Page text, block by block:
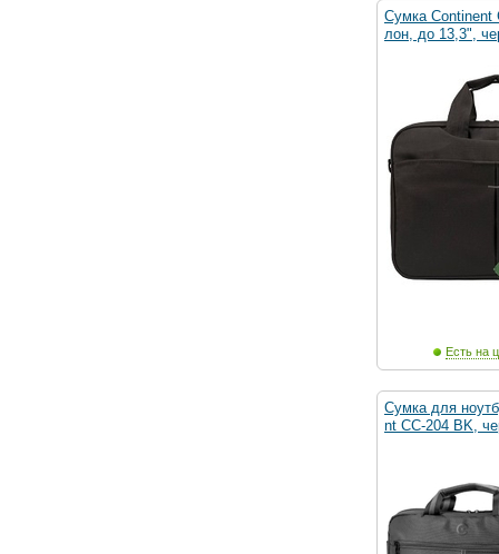
Сумка Continent
лон, до 13,3",
Есть на
Сумка для
nt CC-204 BK,